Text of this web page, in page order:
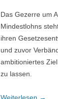
Das Gezerre um
Mindestlohns
ihren
und zuvor
ambitioniertes
zu lassen.